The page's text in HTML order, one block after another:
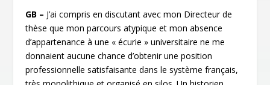
GB – J’ai compris en discutant avec mon Directeur de
thèse que mon parcours atypique et mon absence
d’appartenance à une « écurie » universitaire ne me
donnaient aucune chance d’obtenir une position
professionnelle satisfaisante dans le système français,